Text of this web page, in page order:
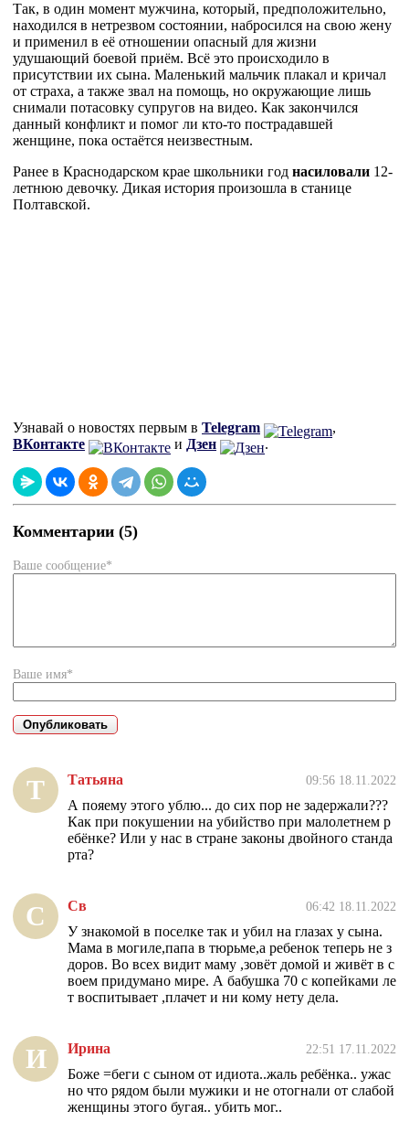
Так, в один момент мужчина, который, предположительно,
находился в нетрезвом состоянии, набросился на свою жену
и применил в её отношении опасный для жизни
удушающий боевой приём. Всё это происходило в
присутствии их сына. Маленький мальчик плакал и кричал
от страха, а также звал на помощь, но окружающие лишь
снимали потасовку супругов на видео. Как закончился
данный конфликт и помог ли кто-то пострадавшей
женщине, пока остаётся неизвестным.
Ранее в Краснодарском крае школьники год насиловали 12-
летнюю девочку. Дикая история произошла в станице
Полтавской.
Узнавай о новостях первым в Telegram
,
ВКонтакте
и Дзен .
Комментарии (5)
Ваше сообщение*
Ваше имя*
Т Татьяна 09:56 18.11.2022
А пояему этого ублю... до сих пор не задержали???
Как при покушении на убийство при малолетнем р
ебёнке? Или у нас в стране законы двойного станда
рта?
С Св 06:42 18.11.2022
У знакомой в поселке так и убил на глазах у сына.
Мама в могиле,папа в тюрьме,а ребенок теперь не з
доров. Во всех видит маму ,зовёт домой и живёт в с
воем придумано мире. А бабушка 70 с копейками ле
т воспитывает ,плачет и ни кому нету дела.
И Ирина 22:51 17.11.2022
Боже =беги с сыном от идиота..жаль ребёнка.. ужас
но что рядом были мужики и не отогнали от слабой
женщины этого бугая.. убить мог..